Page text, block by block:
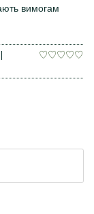
вимогам
|